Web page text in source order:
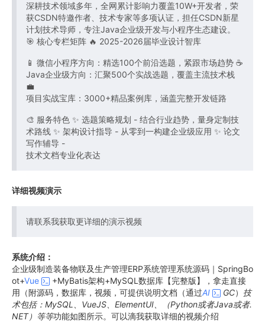
深耕技术领域多年，全网累计影响力覆盖10W+开发者，荣
获CSDN特邀作者、技术专家等多项认证，担任CSDN新星
计划技术导师，专注Java企业级开发与小程序生态建设。
🎯 核心专栏矩阵 🔥 2025-2026届毕业设计智库
📱 微信小程序方向：精选100个前沿选题，紧跟市场趋势 ☕
Java企业级方向：汇聚500个实战选题，覆盖主流技术栈
💼
项目实战宝库：3000+精品案例库，涵盖完整开发链路
🎨 服务特色 ✨ 选题策略规划 - 结合行业趋势，量身定制技
术路线 ✨ 架构设计指导 - 从零到一构建企业级应用 ✨ 论文
写作辅导 -
技术文档专业化表达
详细视频演示
请联系我获取更详细的演示视频
系统介绍：
企业级制造装备物联及生产管理ERP系统管理系统源码｜SpringBo
ot+Vue
+MyBatis架构+MySQL数据库【完整版】，拿走直接
用（附源码，数据库，视频，可提供说明文档（通过AI GC） 技
术包括：MySQL、VueJS、ElementUI、（Python或者Java或者.
NET）等等功能如图所示。可以滴我获取详细的视频介绍